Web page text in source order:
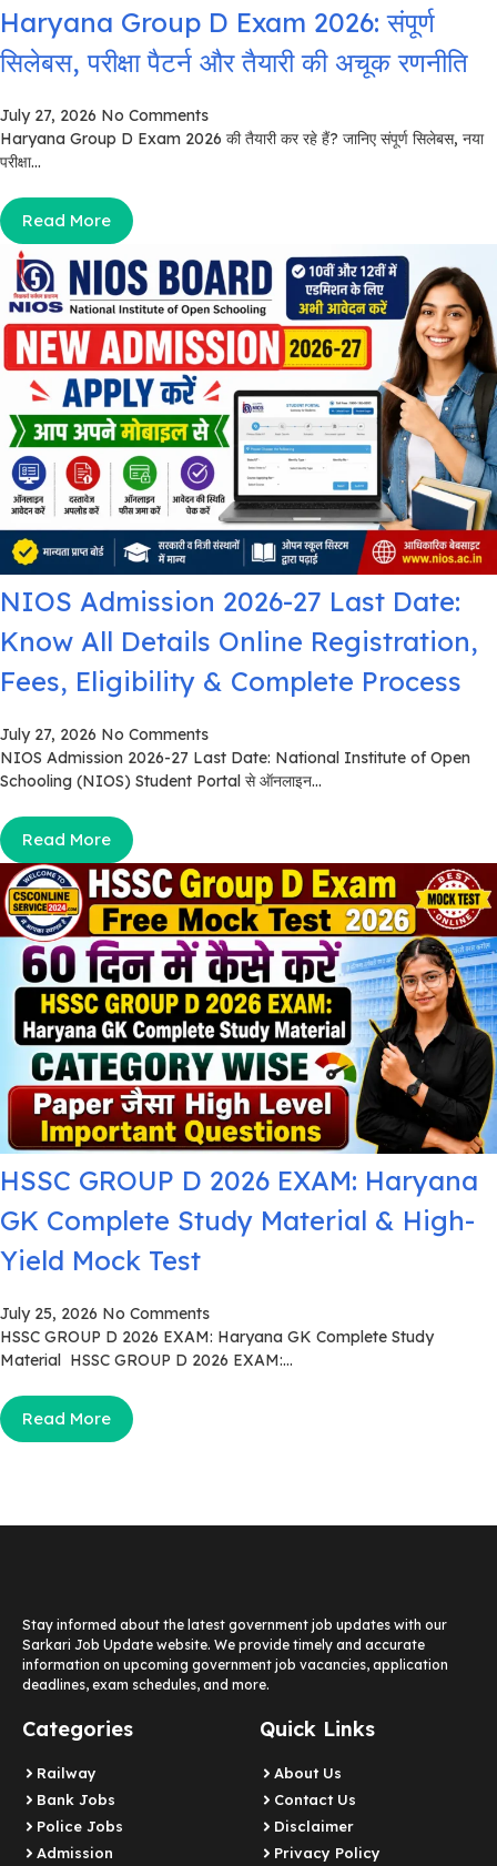
Haryana Group D Exam 2026: संपूर्ण
सिलेबस, परीक्षा पैटर्न और तैयारी की अचूक रणनीति
July 27, 2026 No Comments
Haryana Group D Exam 2026 की तैयारी कर रहे हैं? जानिए संपूर्ण सिलेबस, नया
परीक्षा...
Read More
NIOS Admission 2026-27 Last Date:
Know All Details Online Registration,
Fees, Eligibility & Complete Process
July 27, 2026 No Comments
NIOS Admission 2026-27 Last Date: National Institute of Open
Schooling (NIOS) Student Portal से ऑनलाइन...
Read More
HSSC GROUP D 2026 EXAM: Haryana
GK Complete Study Material & High-
Yield Mock Test
July 25, 2026 No Comments
HSSC GROUP D 2026 EXAM: Haryana GK Complete Study
Material HSSC GROUP D 2026 EXAM:...
Read More
Stay informed about the latest government job updates with our
Sarkari Job Update website. We provide timely and accurate
information on upcoming government job vacancies, application
deadlines, exam schedules, and more.
Categories
Railway
Bank Jobs
Police Jobs
Admission
Quick Links
About Us
Contact Us
Disclaimer
Privacy Policy